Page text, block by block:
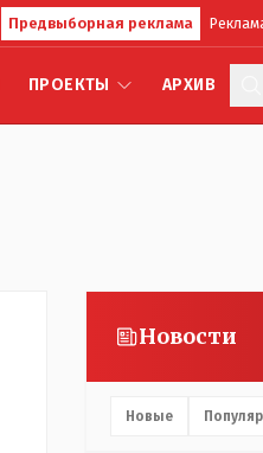
Предвыборная реклама
ПРОЕКТЫ АРХИВ
Новости
Новые